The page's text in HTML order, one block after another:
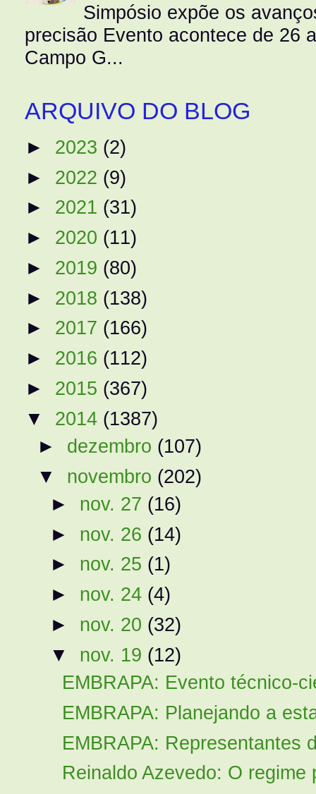
Simpósio expõe os
precisão Evento acontece de 26
Campo G...
ARQUIVO DO BLOG
► 2023 (2)
► 2022 (9)
► 2021 (31)
► 2020 (11)
► 2019 (80)
► 2018 (138)
► 2017 (166)
► 2016 (112)
► 2015 (367)
▼ 2014 (1387)
► dezembro (107)
▼ novembro (202)
► nov. 27 (16)
► nov. 26 (14)
► nov. 25 (1)
► nov. 24 (4)
► nov. 20 (32)
▼ nov. 19 (12)
EMBRAPA: Evento técnico-
EMBRAPA: Planejando a
EMBRAPA: Representantes
Reinaldo Azevedo: O